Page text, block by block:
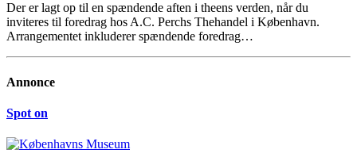
Der er lagt op til en spændende aften i theens verden, når du
inviteres til foredrag hos A.C. Perchs Thehandel i København.
Arrangementet inkluderer spændende foredrag…
Annonce
Spot on